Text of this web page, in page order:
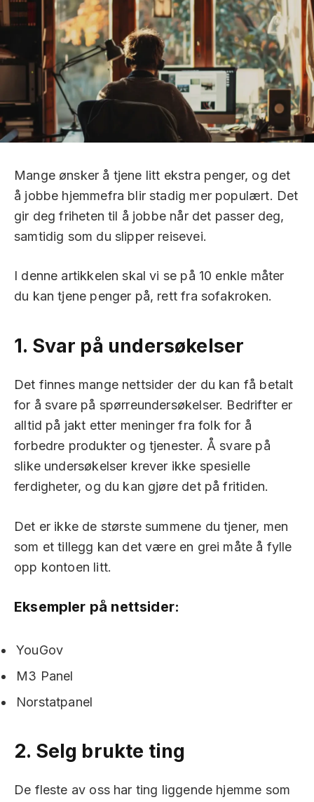
Mange ønsker å tjene litt ekstra penger, og det
å jobbe hjemmefra blir stadig mer populært. Det
gir deg friheten til å jobbe når det passer deg,
samtidig som du slipper reisevei.
I denne artikkelen skal vi se på 10 enkle måter
du kan tjene penger på, rett fra sofakroken.
1. Svar på undersøkelser
Det finnes mange nettsider der du kan få betalt
for å svare på spørreundersøkelser. Bedrifter er
alltid på jakt etter meninger fra folk for å
forbedre produkter og tjenester. Å svare på
slike undersøkelser krever ikke spesielle
ferdigheter, og du kan gjøre det på fritiden.
Det er ikke de største summene du tjener, men
som et tillegg kan det være en grei måte å fylle
opp kontoen litt.
Eksempler på nettsider:
YouGov
M3 Panel
Norstatpanel
2. Selg brukte ting
De fleste av oss har ting liggende hjemme som